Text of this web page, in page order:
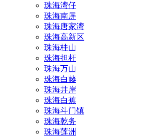
珠海湾仔
珠海南屏
珠海唐家湾
珠海高新区
珠海桂山
珠海担杆
珠海万山
珠海白藤
珠海井岸
珠海白蕉
珠海斗门镇
珠海乾务
珠海莲洲